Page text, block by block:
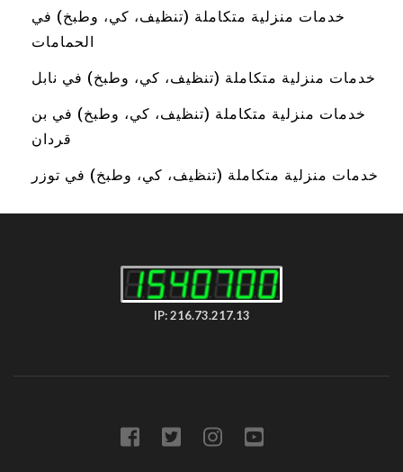
خدمات منزلية متكاملة (تنظيف، كي، وطبخ) في
الحمامات
خدمات منزلية متكاملة (تنظيف، كي، وطبخ) في نابل
خدمات منزلية متكاملة (تنظيف، كي، وطبخ) في بن
قردان
خدمات منزلية متكاملة (تنظيف، كي، وطبخ) في توزر
IP: 216.73.217.13